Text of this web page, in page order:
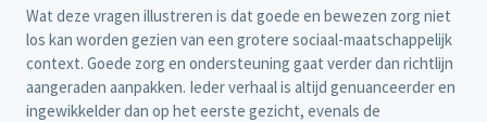
Wat deze vragen illustreren is dat goede en bewezen zorg niet
los kan worden gezien van een grotere sociaal-maatschappelijk
context. Goede zorg en ondersteuning gaat verder dan richtlijn
aangeraden aanpakken. Ieder verhaal is altijd genuanceerder en
ingewikkelder dan op het eerste gezicht, evenals de